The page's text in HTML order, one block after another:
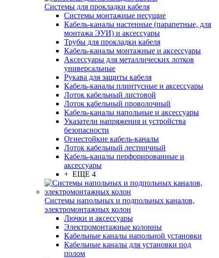
Системы для прокладки кабеля
Системы монтажные несущие
Кабель-каналы настенные (парапетные, для
монтажа ЭУИ) и аксессуары
Трубы для прокладки кабеля
Кабель-каналы монтажные и аксессуары
Аксессуары для металлических лотков
универсальные
Рукава для защиты кабеля
Кабель-каналы плинтусные и аксессуары
Лоток кабельный листовой
Лоток кабельный проволочный
Кабель-каналы напольные и аксессуары
Указатели напряжения и устройства
безопасности
Огнестойкие кабель-каналы
Лоток кабельный лестничный
Кабель-каналы перфорированные и
аксессуары
+ ЕЩЕ 4
Системы напольных и подпольных каналов,
электромонтажных колон
Лючки и аксессуары
Электромонтажные колонны
Кабельные каналы напольной установки
Кабельные каналы для установки под
полом